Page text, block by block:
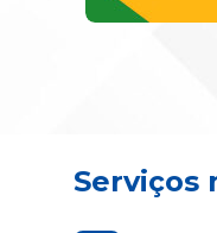
Serviços